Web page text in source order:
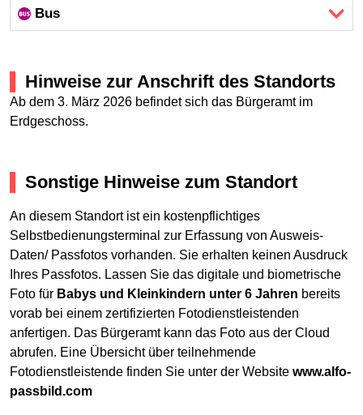
Bus
Hinweise zur Anschrift des Standorts
Ab dem 3. März 2026 befindet sich das Bürgeramt im
Erdgeschoss.
Sonstige Hinweise zum Standort
An diesem Standort ist ein kostenpflichtiges
Selbstbedienungsterminal zur Erfassung von Ausweis-
Daten/ Passfotos vorhanden. Sie erhalten keinen Ausdruck
Ihres Passfotos. Lassen Sie das digitale und biometrische
Foto für Babys und Kleinkindern unter 6 Jahren bereits
vorab bei einem zertifizierten Fotodienstleistenden
anfertigen. Das Bürgeramt kann das Foto aus der Cloud
abrufen. Eine Übersicht über teilnehmende
Fotodienstleistende finden Sie unter der Website www.alfo-
passbild.com